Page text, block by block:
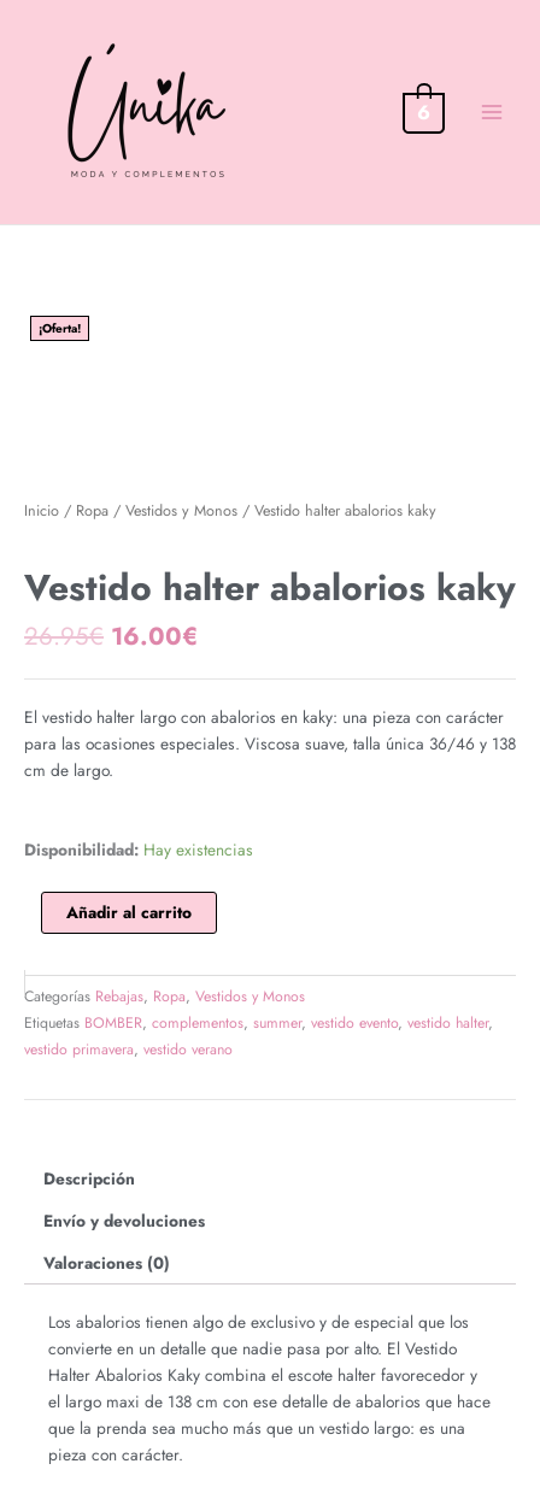
6
¡Oferta!
Inicio / Ropa / Vestidos y Monos / Vestido halter abalorios kaky
Vestido halter abalorios kaky
26.95€ El
original
era:
26.95€.
16.00€
actual
es:
16.00€.
El vestido halter largo con abalorios en kaky: una pieza con carácter
para las ocasiones especiales. Viscosa suave, talla única 36/46 y 138
cm de largo.
Disponibilidad: Hay existencias
Vestido
abalorios
kaky
Añadir al carrito
Categorías Rebajas, Ropa, Vestidos y Monos
Etiquetas BOMBER, complementos, summer, vestido evento, vestido halter,
vestido primavera, vestido verano
Descripción
Envío y devoluciones
Valoraciones (0)
Los abalorios tienen algo de exclusivo y de especial que los
convierte en un detalle que nadie pasa por alto. El Vestido
Halter Abalorios Kaky combina el escote halter favorecedor y
el largo maxi de 138 cm con ese detalle de abalorios que hace
que la prenda sea mucho más que un vestido largo: es una
pieza con carácter.